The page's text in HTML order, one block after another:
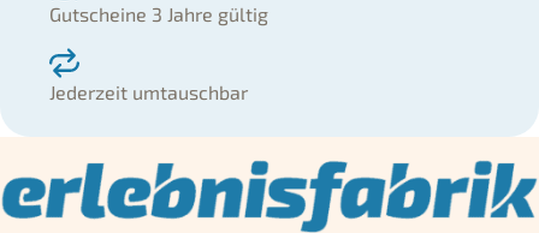
Gutscheine 3 Jahre gültig
Jederzeit umtauschbar